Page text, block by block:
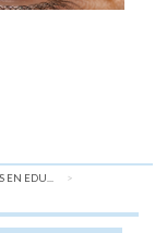
EN EDU...